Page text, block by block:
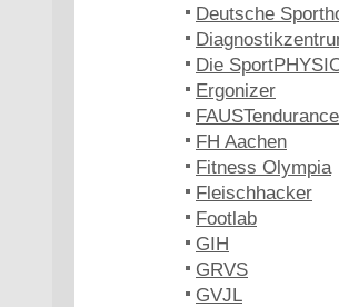
Deutsche
Die
Ergonizer
FAUSTendurance
FH Aachen
Fitness Olympia
Fleischhacker
Footlab
GIH
GRVS
GVJL